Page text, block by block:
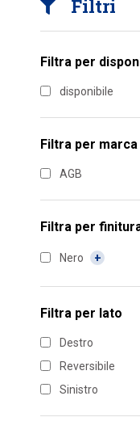
Filtri
Filtra per
disponibile
Filtra per marca
AGB
Filtra per
Nero
Filtra per lato
Destro
Reversibile
Sinistro